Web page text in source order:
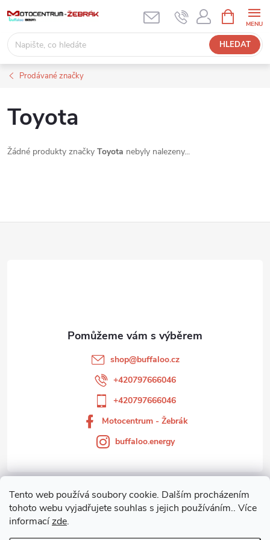
Tento web používá soubory cookie. Dalším procházením
tohoto webu vyjadřujete souhlas s jejich používáním.. Více
informacízde.
obsah
HLEDAT
NÁKUPNÍ
KOŠÍK
Prodávané značky
Toyota
Žádné produkty značky Toyota nebyly nalezeny...
Zákaznický servis
shop@buffaloo.cz
+420797666046
+420797666046
Motocentrum - Žebrák
buffaloo.energy